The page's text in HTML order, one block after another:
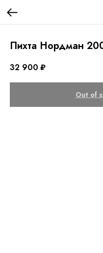
Пихта Нордман
32 900 ₽
Out of